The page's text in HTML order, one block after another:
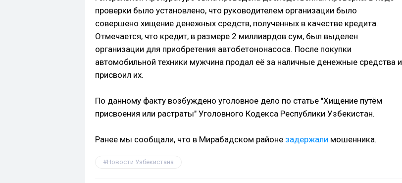
проверки было установлено, что руководителем организации было
совершено хищение денежных средств, полученных в качестве кредита.
Отмечается, что кредит, в размере 2 миллиардов сум, был выделен
организации для приобретения автобетононасоса. После покупки
автомобильной техники мужчина продал её за наличные денежные средства и
присвоил их.
По данному факту возбуждено уголовное дело по статье "Хищение путём
присвоения или растраты" Уголовного Кодекса Республики Узбекистан.
Ранее мы сообщали, что в Мирабадском районе задержали мошенника.
Новости Узбекистана